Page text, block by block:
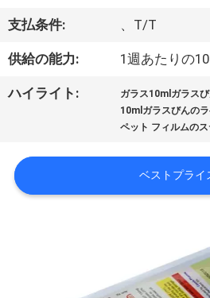
い
て
工
旅
行
支払条件: 、T/T
供給の能力: 1週あたりの
ハイライト: ガラス10mlガラス
10mlガラスびんの
ペット フィルムの
ベストプライ